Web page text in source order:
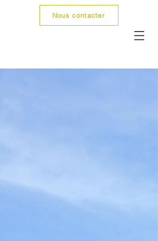
Nous contacter